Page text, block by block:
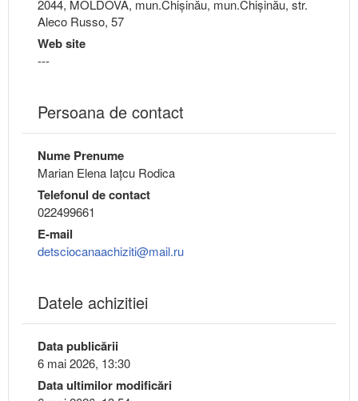
2044, MOLDOVA, mun.Chişinău, mun.Chişinău, str.
Aleco Russo, 57
Web site
---
Persoana de contact
Nume Prenume
Marian Elena Iațcu Rodica
Telefonul de contact
022499661
E-mail
detsciocanaachiziti@mail.ru
Datele achizitiei
Data publicării
6 mai 2026, 13:30
Data ultimilor modificări